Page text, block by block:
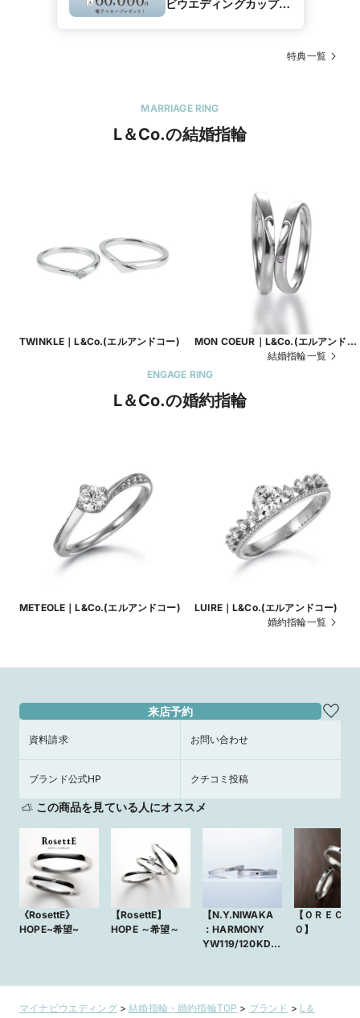
ビウエディングカップル
特典一覧
MARRIAGE RING
L＆Co.の結婚指輪
TWINKLE｜L&Co.(エルアンドコー)
MON COEUR｜L&Co.(エルアンド
結婚指輪一覧
ENGAGE RING
L＆Co.の婚約指輪
METEOLE｜L&Co.(エルアンドコー)
LUIRE｜L&Co.(エルアンドコー)
婚約指輪一覧
来店予約
資料請求 お問い合わせ
ブランド公式HP クチコミ投稿
この商品を見ている人にオススメ
《RosettE》
HOPE~希望~
【RosettE】
HOPE ～希望～
【N.Y.NIWAKA
：HARMONY
YW119/120KD】
輪
【ＯＲＥＣＣ
Ｏ】
マイナビウエディング>結婚指輪・婚約指輪TOP > ブランド > L＆